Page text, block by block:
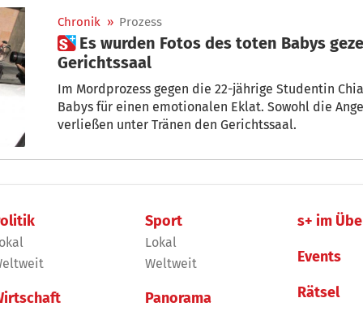
Chronik » Prozess
 Es wurden Fotos des toten Babys gezeigt: Chiara Petrolini verlässt
Gerichtssaal
Im Mordprozess gegen die 22-jährige Studentin
Babys für einen emotionalen Eklat. Sowohl die
verließen unter Tränen den Gerichtssaal.
Sport
Lokal
Weltweit
Panorama
s+ im
Events
Rätsel